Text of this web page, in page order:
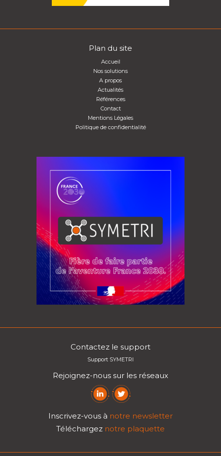
Plan du site
Accueil
Nos solutions
A propos
Actualités
Références
Contact
Mentions Légales
Politique de confidentialité
Contactez le support
Support SYMETRI
Rejoignez-nous sur les réseaux
Inscrivez-vous à notre newsletter
Téléchargez notre plaquette